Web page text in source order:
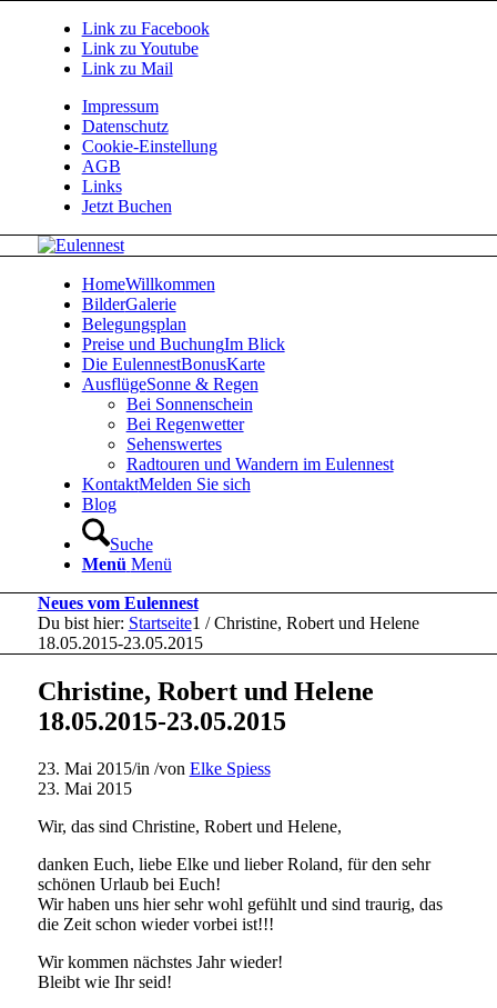
Link zu Facebook
Link zu Youtube
Link zu Mail
Impressum
Datenschutz
Cookie-Einstellung
AGB
Links
Jetzt Buchen
HomeWillkommen
BilderGalerie
Belegungsplan
Preise und BuchungIm Blick
Die EulennestBonusKarte
AusflügeSonne & Regen
Bei Sonnenschein
Bei Regenwetter
Sehenswertes
Radtouren und Wandern im Eulennest
KontaktMelden Sie sich
Blog
Suche
Menü Menü
Neues vom Eulennest
Du bist hier: Startseite1 / Christine, Robert und Helene
18.05.2015-23.05.2015
Christine, Robert und Helene
18.05.2015-23.05.2015
23. Mai 2015/in /von Elke Spiess
23. Mai 2015
Wir, das sind Christine, Robert und Helene,
danken Euch, liebe Elke und lieber Roland, für den sehr
schönen Urlaub bei Euch!
Wir haben uns hier sehr wohl gefühlt und sind traurig, das
die Zeit schon wieder vorbei ist!!!
Wir kommen nächstes Jahr wieder!
Bleibt wie Ihr seid!